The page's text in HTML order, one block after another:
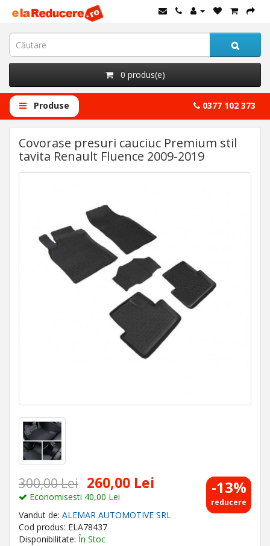
0 produs(e)
Produse 0377 102 373
Covorase presuri cauciuc Premium stil
tavita Renault Fluence 2009-2019
-13%
reducere
300,00 Lei 260,00 Lei
Economisesti 40,00 Lei
Vandut de: ALEMAR AUTOMOTIVE SRL
Cod produs: ELA78437
Disponibilitate: În Stoc